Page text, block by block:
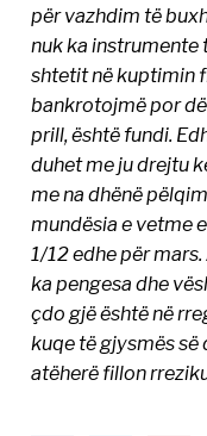
për vazhdim të
nuk ka
shtetit në kuptimin
bankrotojmë por
prill, është fundi.
duhet me ju drejtu
me na dhënë
mundësia e vetme
1/12 edhe për
ka pengesa dhe
çdo gjë është në
kuqe të gjysmës
atëherë fillon